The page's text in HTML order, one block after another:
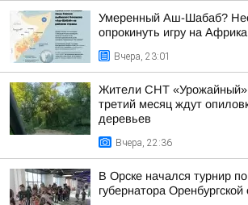
Умеренный Аш-Шабаб?
опрокинуть игру на
Вчера, 23:01
Жители СНТ «Урожайный»
третий месяц ждут
деревьев
Вчера, 22:36
В Орске начался турнир
губернатора Оренбургской